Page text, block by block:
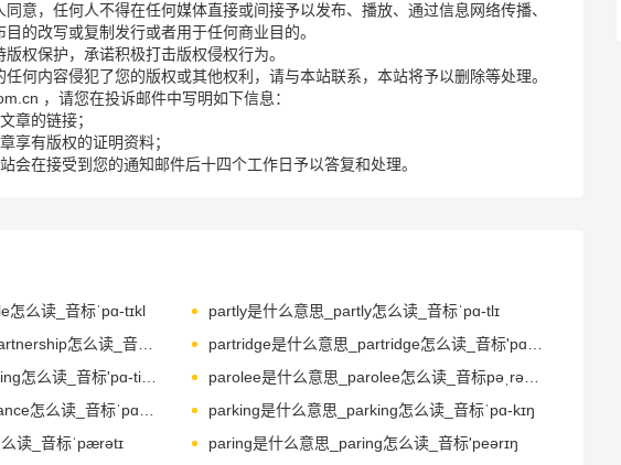
意，任何人不得在任何媒体直接或间接予以发布、播放、通过信息网络传播、
的改写或复制发行或者用于任何商业目的。
权保护，承诺积极打击版权侵权行为。
何内容侵犯了您的版权或其他权利，请与本站联系，本站将予以删除等处理。
，请您在投诉邮件中写明如下信息：
章的链接；
享有版权的证明资料；
会在接受到您的通知邮件后十四个工作日予以答复和处理。
怎么读_音标ˈpɑ-tɪkl
partly是什么意思_partly怎么读_音标ˈpɑ-tlɪ
partnership是什么意思_partnership怎么读_音标ˈpɑ-tnəʃɪp
partying是什么意思_partying怎么读_音标'pɑ-ti-ɪŋ
parolee是什么意思_parolee怎么读_音标pəˌrəʊ'li-
parking是什么意思_parking怎么读_音标ˈpɑ-kɪŋ
读_音标ˈpærətɪ
paring是什么意思_paring怎么读_音标'peərɪŋ